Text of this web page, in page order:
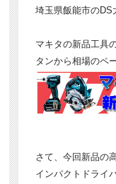
埼玉県飯能市のDS
マキタの新品工具
タンから相場のペ
さて、今回新品の
インパクトドライ